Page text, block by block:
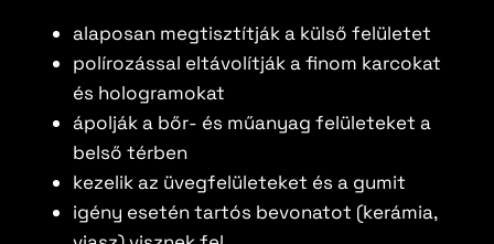
alaposan megtisztítják a külső felületet
polírozással eltávolítják a finom karcokat
és hologramokat
ápolják a bőr- és műanyag felületeket a
belső térben
kezelik az üvegfelületeket és a gumit
igény esetén tartós bevonatot (kerámia,